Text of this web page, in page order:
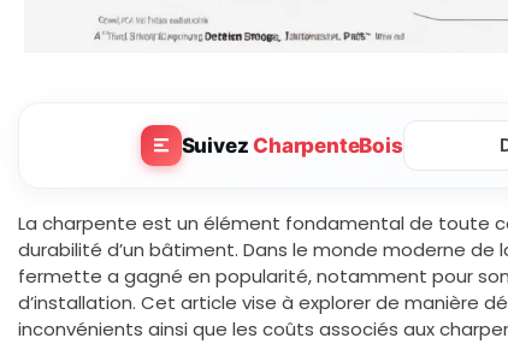
SuivezCharpenteBois
La charpente est un élément fondamental de toute
durabilité d’un bâtiment. Dans le monde moderne
fermette a gagné en popularité, notamment pour
d’installation. Cet article vise à explorer de manière
inconvénients ainsi que les coûts associés aux